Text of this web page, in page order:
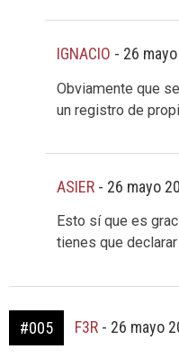
IGNACIO - 26
Obviamente que
un registro de
ASIER - 26 mayo
Esto sí que es
tienes que
#005 F3R - 26 mayo